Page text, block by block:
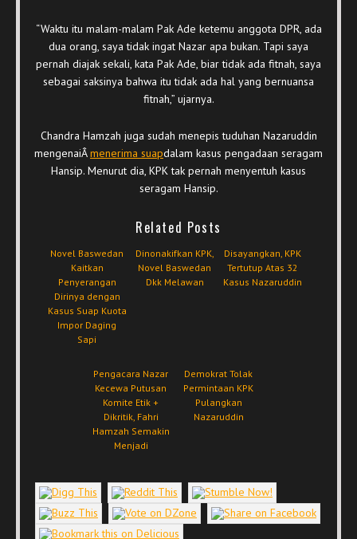
“Waktu itu malam-malam Pak Ade ketemu anggota DPR, ada
dua orang, saya tidak ingat Nazar apa bukan. Tapi saya
pernah diajak sekali, kata Pak Ade, biar tidak ada fitnah, saya
sebagai saksinya bahwa itu tidak ada hal yang bernuansa
fitnah,” ujarnya.
Chandra Hamzah juga sudah menepis tuduhan Nazaruddin
mengenaiÂmenerima suapdalam kasus pengadaan seragam
Hansip. Menurut dia, KPK tak pernah menyentuh kasus
seragam Hansip.
Related Posts
Novel Baswedan
Kaitkan
Penyerangan
Dirinya dengan
Kasus Suap Kuota
Impor Daging
Sapi
Dinonakifkan KPK,
Novel Baswedan
Dkk Melawan
Disayangkan, KPK
Tertutup Atas 32
Kasus Nazaruddin
Pengacara Nazar
Kecewa Putusan
Komite Etik +
Dikritik, Fahri
Hamzah Semakin
Menjadi
Demokrat Tolak
Permintaan KPK
Pulangkan
Nazaruddin